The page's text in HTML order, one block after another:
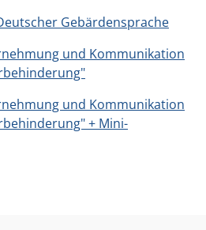
Gebärdensprache
und Kommunikation
und Kommunikation
+ Mini-